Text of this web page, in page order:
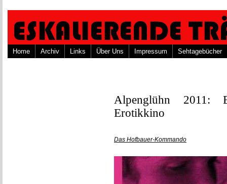
Home Archiv Links Über Uns Impressum Sehtagebücher
Alpenglühn 2011:
Erotikkino
Das Hofbauer-Kommando